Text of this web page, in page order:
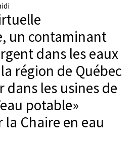
un contaminant
dans les eaux
région de Québec
dans les usines de
potable»
la Chaire en eau